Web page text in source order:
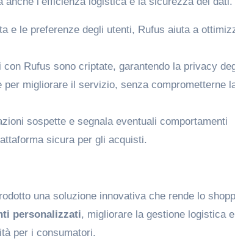
e le preferenze degli utenti, Rufus aiuta a
con Rufus sono criptate, garantendo la privacy
migliorare il servizio, senza comprometterne
sospette e segnala eventuali comportamenti
sicura per gli acquisti.
una soluzione innovativa che rende lo
personalizzati, migliorare la gestione logistica e
per i consumatori.